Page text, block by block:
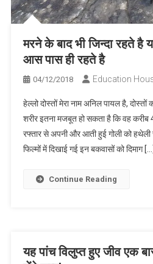
मरने के बाद भी जिन्दा रहते है
आस पास ही रहते है
04/12/2018 Education
हेल्लो दोस्तों मेरा नाम अनिल पायल है,
शरीर इतना मजबूत हो सकता है कि वह करीब
रफ्तार से अपनी और आती हुई गोली को
फिल्मों में दिखाई गई इन बकवासों को दिमाग […]
Continue Reading
यह पांच विलुप्त हुए जीव एक